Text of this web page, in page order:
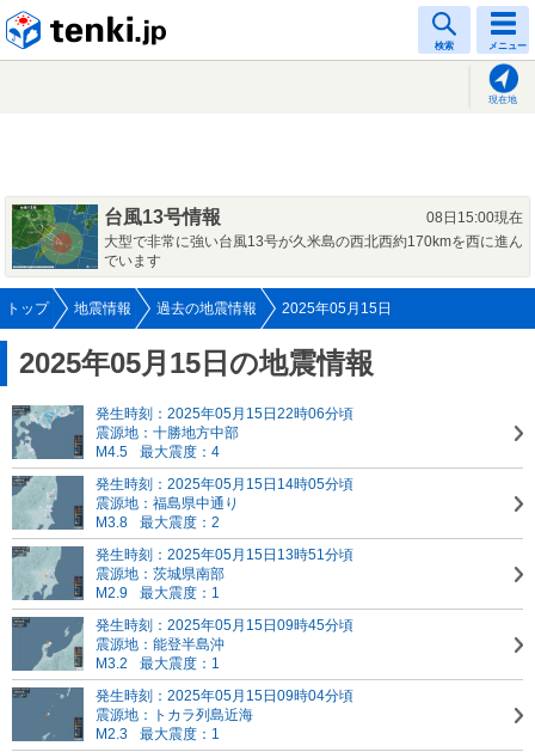
検索 メニュー
現在地
台風13号情報
08日15:00現在
大型で非常に強い台風13号が久米島の西北西約170kmを西に進ん
でいます
トップ 地震情報 過去の地震情報 2025年05月15日
2025年05月15日の地震情報
発生時刻：2025年05月15日22時06分頃
震源地：十勝地方中部
M4.5
最大震度：4
発生時刻：2025年05月15日14時05分頃
震源地：福島県中通り
M3.8
最大震度：2
発生時刻：2025年05月15日13時51分頃
震源地：茨城県南部
M2.9
最大震度：1
発生時刻：2025年05月15日09時45分頃
震源地：能登半島沖
M3.2
最大震度：1
発生時刻：2025年05月15日09時04分頃
震源地：トカラ列島近海
M2.3
最大震度：1